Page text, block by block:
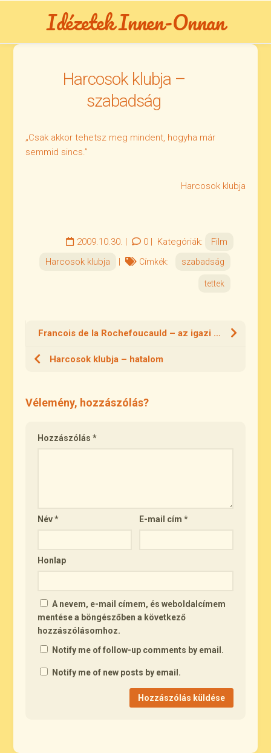
Idézetek Innen-Onnan
Harcosok klubja –
szabadság
„Csak akkor tehetsz meg mindent, hogyha már
semmid sincs.”
Harcosok klubja
2009.10.30. | 0| Kategóriák:
Film
Harcosok klubja
| Címkék: szabadság
tettek
Francois de la Rochefoucauld – az igazi barát
Harcosok klubja – hatalom
Vélemény, hozzászólás?
Hozzászólás*
Név* E-mail cím*
Honlap
A nevem, e-mail címem, és weboldalcímem
mentése a böngészőben a következő
hozzászólásomhoz.
Notify me of follow-up comments by email.
Notify me of new posts by email.